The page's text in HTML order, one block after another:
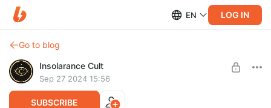
EN LOG IN
Go to blog
Insolarance Cult
Sep 27 2024 15:56
SUBSCRIBE